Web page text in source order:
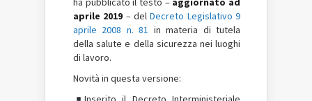
aprile 2019 – delDecreto Legislativo 9
aprile 2008 n. 81 in materia di tutela
della salute e della sicurezza nei luoghi
di lavoro.
Novità in questa versione: